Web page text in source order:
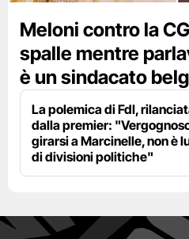
Meloni contro la
spalle mentre
è un sindacato
La polemica di FdI,
dalla premier:
girarsi a Marcinelle, non è
di divisioni politiche"